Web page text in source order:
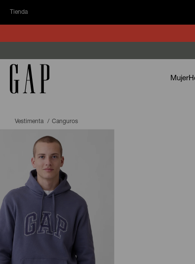
Tienda
Mujer
Vestimenta Canguros